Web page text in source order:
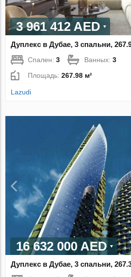
3 961 412 AED
Дуплекс в Дубае, 3 спальни,
Спален:3 Ванных:3
Площадь:267.98 м²
Lazudi
16 632 000 AED
Дуплекс в Дубае, 3 спальни,